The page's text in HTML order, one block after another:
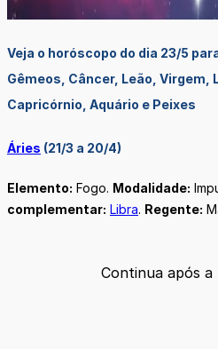
Veja o horóscopo do dia 23/5
Gêmeos, Câncer, Leão, Virgem,
Capricórnio, Aquário e Peixes
Áries (21/3 a 20/4)
Elemento: Fogo. Modalidade:
complementar: Libra. Regente:
Continua após a